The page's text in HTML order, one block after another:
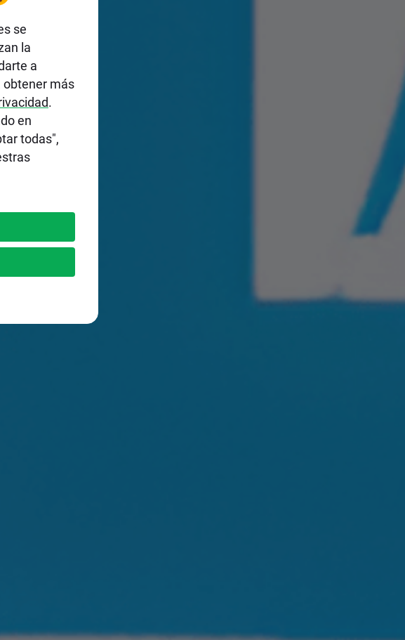
se
la
a
obtener más
.
en
todas",